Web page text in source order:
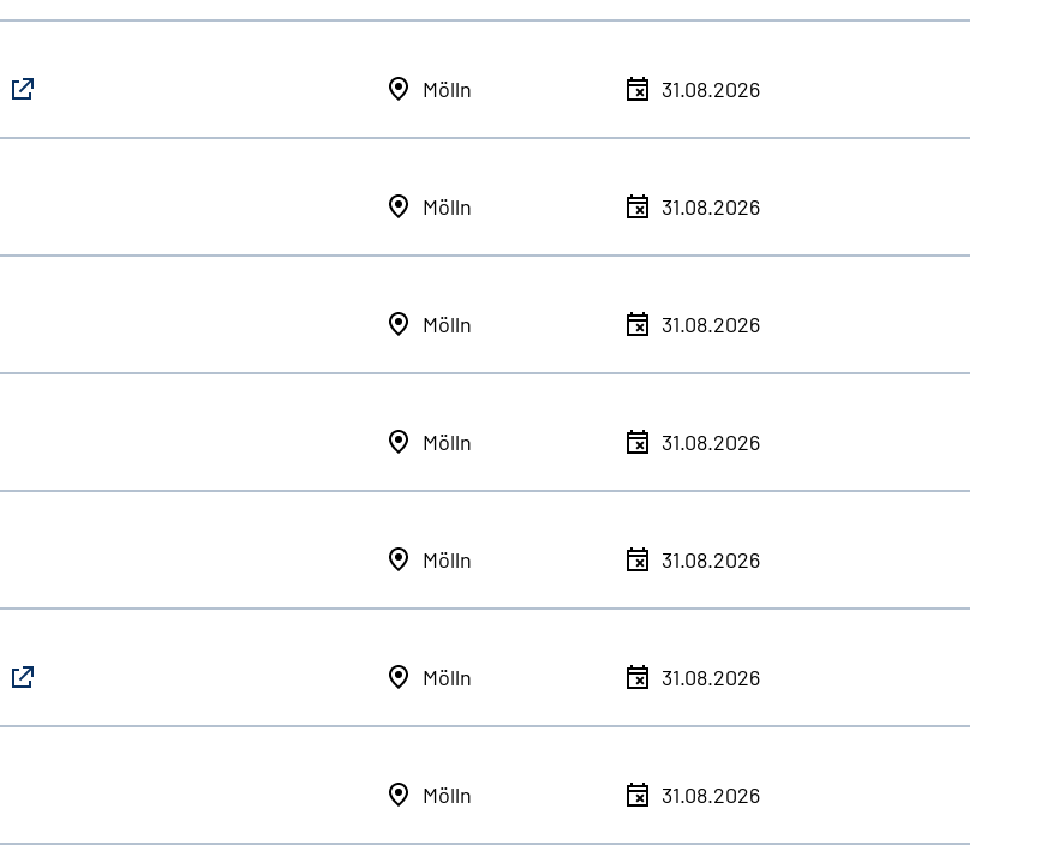
Mölln 31.08.2026
Mölln 31.08.2026
Mölln 31.08.2026
Mölln 31.08.2026
Mölln 31.08.2026
Mölln 31.08.2026
Mölln 31.08.2026